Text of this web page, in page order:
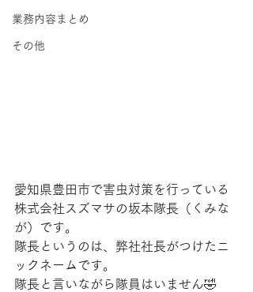
業務内容まとめ
その他
愛知県豊田市で害虫対策を行っている
株式会社スズマサの坂本隊長（くみな
が）です。
隊長というのは、弊社社長がつけたニ
ックネームです。
隊長と言いながら隊員はいません🤣